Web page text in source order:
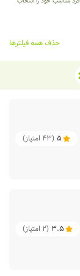
حذف همه فیلترها
5
(
43 امتیاز)
3.5
(
2 امتیاز)